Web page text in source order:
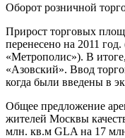
Оборот розничной
Прирост торговых
перенесено на 2011
«Метрополис»). В
«Азовский». Ввод
когда были введены в
Общее предложение
жителей Москвы
млн. кв.м GLA на 17